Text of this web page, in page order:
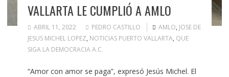
VALLARTA LE CUMPLIÓ A AMLO
ABRIL 11, 2022 PEDRO CASTILLO AMLO, JOSE DE
JESUS MICHEL LOPEZ, NOTICIAS PUERTO VALLARTA, QUE
SIGA LA DEMOCRACIA A.C.
“Amor con amor se paga”, expresó Jesús Michel. El